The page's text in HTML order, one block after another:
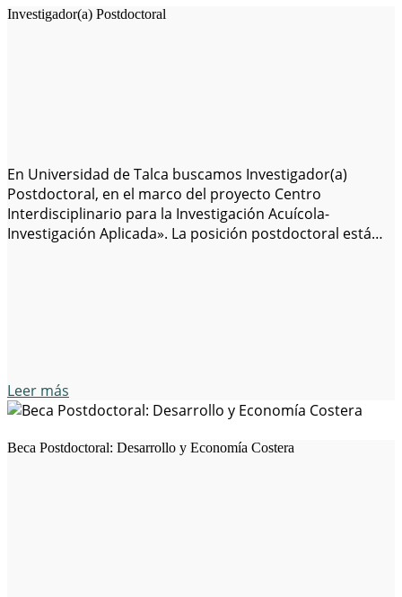
Investigador(a) Postdoctoral
En Universidad de Talca buscamos Investigador(a)
Postdoctoral, en el marco del proyecto Centro
Interdisciplinario para la Investigación Acuícola-
Investigación Aplicada». La posición postdoctoral está
Leer más
Beca Postdoctoral: Desarrollo y Economía Costera